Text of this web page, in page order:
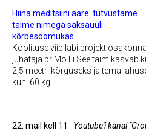
Hiina meditsiini aare: tutvustame
taime nimega saksauuli-
kõrbesoomukas.
Koolituse viib läbi projektiosakonna
juhataja pr Mo Li. See taim kasvab
2,5 meetri kõrguseks ja tema
kuni 60 kg.
22. mail kell 11 Youtube'i kanal